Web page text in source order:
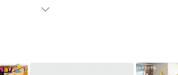
看高清无删减完整版电视剧全集就上
